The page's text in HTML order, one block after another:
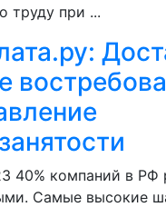
труду при ...
40% компаний в РФ
Самые высокие